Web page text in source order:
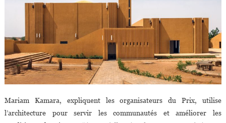
Mariam Kamara, expliquent les organisateurs du Prix, utilise
l’architecture pour servir les communautés et améliorer les